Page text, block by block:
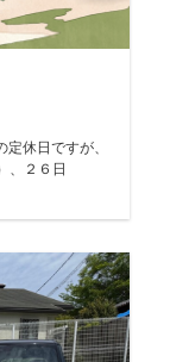
、２６日